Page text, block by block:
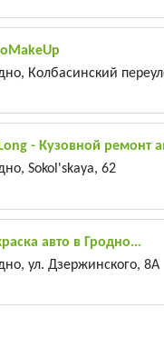
Колбасинский
- Кузовной ремонт
Sokol'skaya, 62
авто в Гродно...
ул. Дзержинского, 8А